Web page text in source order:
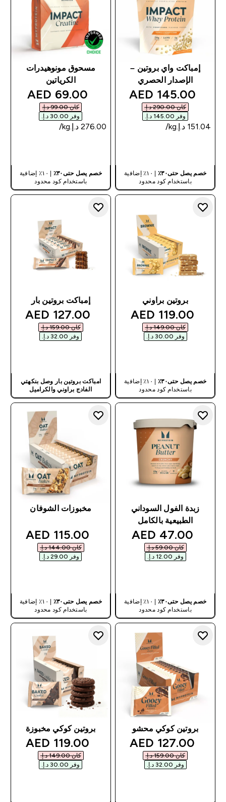
إمباكت واي بروتين –
الإصدار الحصري
discounted price
145.00 AED‎
كان ‏290.00 د.إ.‏‎
وفر ‏145.00 د.إ.‏‎
خصم يصل حتى٣٠٪
| ١٠٪ إضافية
باستخدام كود محدود
مسحوق مونوهيدرات
الكرياتين
price
69.00 AED‎
كان ‏99.00 د.إ.‏‎
وفر ‏30.00 د.إ.‏‎
خصم يصل حتى٣٠٪
| ١٠٪ إضافية
باستخدام كود محدود
بروتين براوني
discounted price
119.00 AED‎
كان ‏149.00 د.إ.‏‎
وفر ‏30.00 د.إ.‏‎
خصم يصل حتى٣٠٪
| ١٠٪ إضافية
باستخدام كود محدود
إمباكت بروتين بار
price
127.00 AED‎
كان ‏159.00 د.إ.‏‎
وفر ‏32.00 د.إ.‏‎
امباكت بروتين بار وصل بنكهتي
الفادج براوني والكراميل
زبدة الفول السوداني
الطبيعية بالكامل
discounted price
47.00 AED‎
كان ‏59.00 د.إ.‏‎
وفر ‏12.00 د.إ.‏‎
خصم يصل حتى٣٠٪
| ١٠٪ إضافية
باستخدام كود محدود
مخبوزات الشوفان
price
115.00 AED‎
كان ‏144.00 د.إ.‏‎
وفر ‏29.00 د.إ.‏‎
خصم يصل حتى٣٠٪
| ١٠٪ إضافية
باستخدام كود محدود
بروتين كوكي محشو
discounted price
127.00 AED‎
كان ‏159.00 د.إ.‏‎
وفر ‏32.00 د.إ.‏‎
بروتين كوكي مخبوزة
price
119.00 AED‎
كان ‏149.00 د.إ.‏‎
وفر ‏30.00 د.إ.‏‎